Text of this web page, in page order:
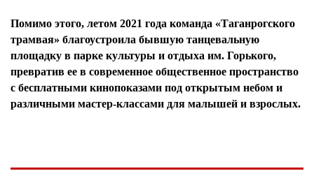
Помимо этого, летом 2021 года команда «Таганрогского
трамвая» благоустроила бывшую танцевальную
площадку в парке культуры и отдыха им. Горького,
превратив ее в современное общественное пространство
с бесплатными кинопоказами под открытым небом и
различными мастер-классами для малышей и взрослых.